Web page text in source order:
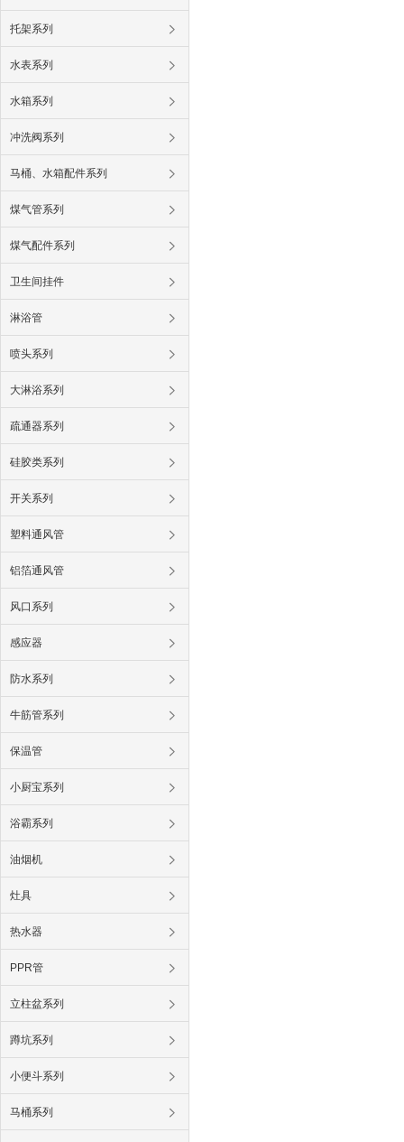
托架系列
水表系列
水箱系列
冲洗阀系列
马桶、水箱配件系列
煤气管系列
煤气配件系列
卫生间挂件
淋浴管
喷头系列
大淋浴系列
疏通器系列
硅胶类系列
开关系列
塑料通风管
铝箔通风管
风口系列
感应器
防水系列
牛筋管系列
保温管
小厨宝系列
浴霸系列
油烟机
灶具
热水器
PPR管
立柱盆系列
蹲坑系列
小便斗系列
马桶系列